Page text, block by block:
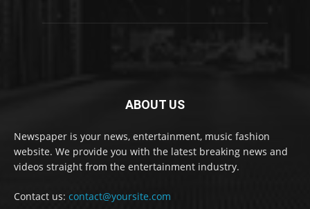
ABOUT US
Newspaper is your news, entertainment, music fashion
website. We provide you with the latest breaking news and
videos straight from the entertainment industry.
Contact us: contact@yoursite.com